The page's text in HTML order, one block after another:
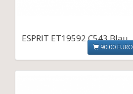
ESPRIT ET19592 C543 Blau
90.00 EURO